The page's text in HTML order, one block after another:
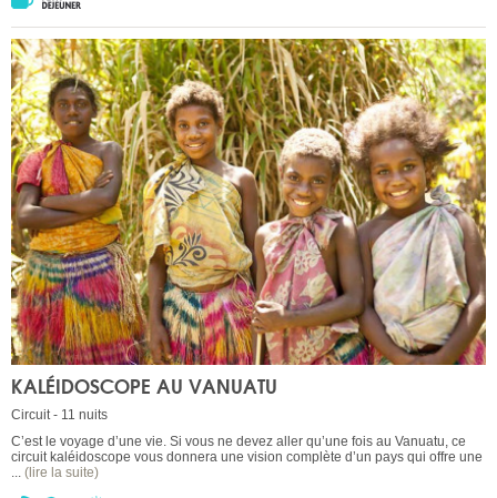
KALÉIDOSCOPE AU VANUATU
Circuit - 11 nuits
C’est le voyage d’une vie. Si vous ne devez aller qu’une fois au Vanuatu, ce
circuit kaléidoscope vous donnera une vision complète d’un pays qui offre une
(lire la suite)